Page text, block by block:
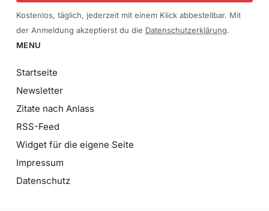
Kostenlos, täglich, jederzeit mit einem Klick abbestellbar. Mit
der Anmeldung akzeptierst du die Datenschutzerklärung.
MENU
Startseite
Newsletter
Zitate nach Anlass
RSS-Feed
Widget für die eigene Seite
Impressum
Datenschutz